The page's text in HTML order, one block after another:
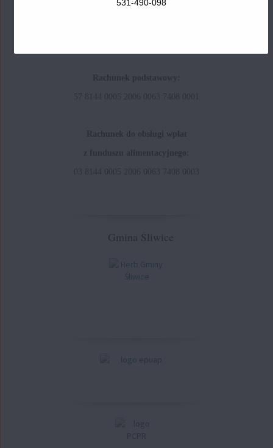
wtorek od 07:00 do 15:00
Gmina Śliwice
531-490-098